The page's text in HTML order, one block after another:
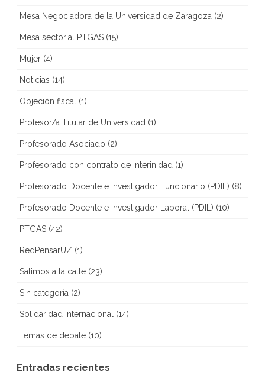
Mesa Negociadora de la Universidad de Zaragoza (2)
Mesa sectorial PTGAS (15)
Mujer (4)
Noticias (14)
Objeción fiscal (1)
Profesor/a Titular de Universidad (1)
Profesorado Asociado (2)
Profesorado con contrato de Interinidad (1)
Profesorado Docente e Investigador Funcionario (PDIF) (8)
Profesorado Docente e Investigador Laboral (PDIL) (10)
PTGAS (42)
RedPensarUZ (1)
Salimos a la calle (23)
Sin categoría (2)
Solidaridad internacional (14)
Temas de debate (10)
Entradas recientes